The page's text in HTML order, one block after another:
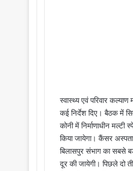
स्वास्थ्य एवं परिवार
कई निर्देश दिए। बैठक में
कोनी में निर्माणाधीन
किया जायेगा। कैंसर
बिलासपुर संभाग का सबसे
दूर की जायेगी। पिछले दो